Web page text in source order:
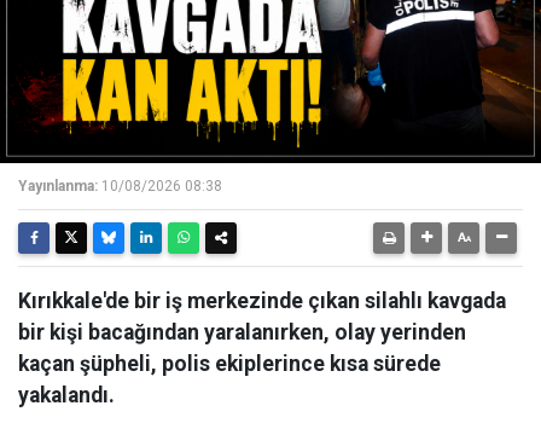
Yayınlanma: 10/08/2026 08:38
Kırıkkale'de bir iş merkezinde çıkan silahlı kavgada
bir kişi bacağından yaralanırken, olay yerinden
kaçan şüpheli, polis ekiplerince kısa sürede
yakalandı.